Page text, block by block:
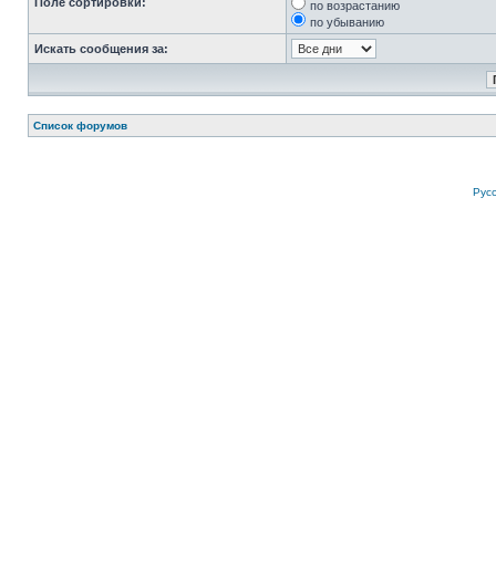
по возрастанию
по убыванию
Искать сообщения за:
Список форумов